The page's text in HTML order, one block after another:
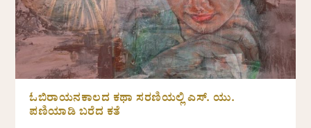
ಓಬಿರಾಯನಕಾಲದ ಕಥಾ ಸರಣಿಯಲ್ಲಿ ಎಸ್. ಯು.
ಪಣಿಯಾಡಿ ಬರೆದ ಕತೆ